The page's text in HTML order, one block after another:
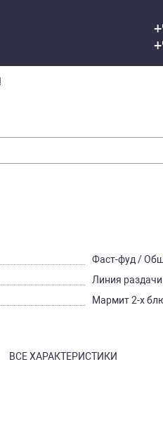
Фаст-фуд /
Линия раздачи
Мармит 2-х
ВСЕ ХАРАКТЕРИСТИКИ